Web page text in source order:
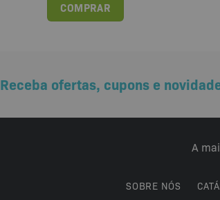
COMPRAR
Este
variantes.
opções
Receba ofertas, cupons e
A
SOBRE NÓS